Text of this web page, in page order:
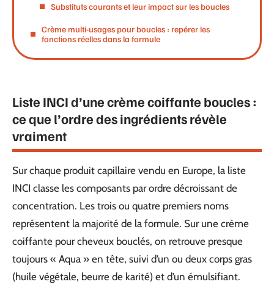
Substituts courants et leur impact sur les boucles
Crème multi-usages pour boucles : repérer les
fonctions réelles dans la formule
Liste INCI d’une crème coiffante boucles :
ce que l’ordre des ingrédients révèle
vraiment
Sur chaque produit capillaire vendu en Europe, la liste
INCI classe les composants par ordre décroissant de
concentration. Les trois ou quatre premiers noms
représentent la majorité de la formule. Sur une crème
coiffante pour cheveux bouclés, on retrouve presque
toujours « Aqua » en tête, suivi d’un ou deux corps gras
(huile végétale, beurre de karité) et d’un émulsifiant.